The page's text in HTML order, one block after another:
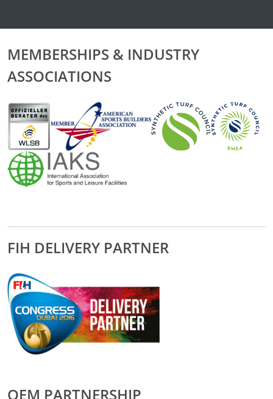
MEMBERSHIPS & INDUSTRY
ASSOCIATIONS
FIH DELIVERY PARTNER
OEM PARTNERSHIP